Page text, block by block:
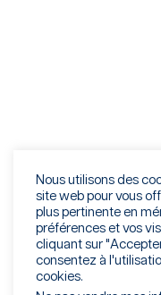
©2026
Nous utilisons des
site web pour vous
plus pertinente en
préférences et vos
cliquant sur
consentez à
cookies.